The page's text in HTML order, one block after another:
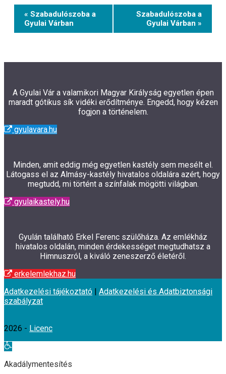
Event
Navigation
« Szabadulószoba a
Gyulai Várban
Szabadulószoba a
Gyulai Várban »
A Gyulai Vár a valamikori Magyar Királyság egyetlen épen
maradt gótikus sík vidéki erődítménye. Engedd, hogy kézen
fogjon a történelem.
gyulavara.hu
Minden, amit eddig még egyetlen kastély sem mesélt el.
Látogass el az Almásy-kastély hivatalos oldalára azért, hogy
megtudd, mi történt a színfalak mögötti világban.
gyulaikastely.hu
Gyulán található Erkel Ferenc szülőháza. Az emlékház
hivatalos oldalán, minden érdekességet megtudhatsz a
Himnuszról, a kiváló zeneszerző életéről.
erkelemlekhaz.hu
Adatkezelési tájékoztató | Adatkezelési és Adatbiztonsági
szabályzat
2026 - Licenc
Eszköztár
Akadálymentesítés